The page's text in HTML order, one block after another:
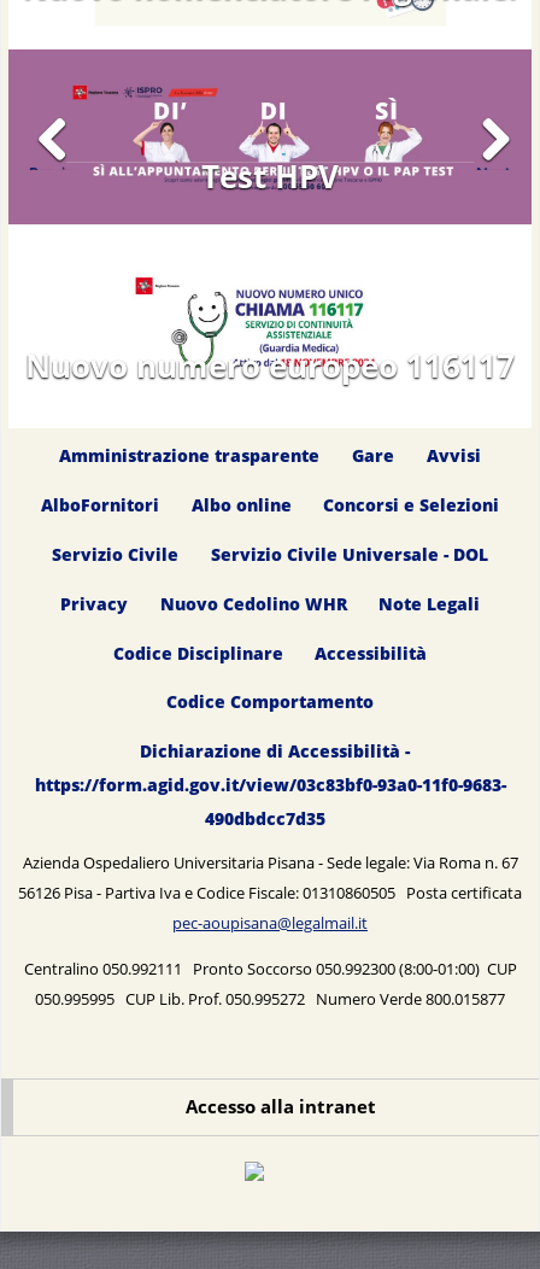
Test HPV
Previous Next
Nuovo numero europeo 116117
Amministrazione trasparente Gare Avvisi
AlboFornitori Albo online Concorsi e Selezioni
Servizio Civile Servizio Civile Universale - DOL
Privacy Nuovo Cedolino WHR Note Legali
Codice Disciplinare Accessibilità
Codice Comportamento
Dichiarazione di Accessibilità -
https://form.agid.gov.it/view/03c83bf0-93a0-11f0-9683-
490dbdcc7d35
Azienda Ospedaliero Universitaria Pisana - Sede legale: Via Roma n. 67
56126 Pisa - Partiva Iva e Codice Fiscale: 01310860505 Posta certificata
pec-aoupisana@legalmail.it
Centralino 050.992111 Pronto Soccorso 050.992300 (8:00-01:00) CUP
050.995995 CUP Lib. Prof. 050.995272 Numero Verde 800.015877
Accesso alla intranet